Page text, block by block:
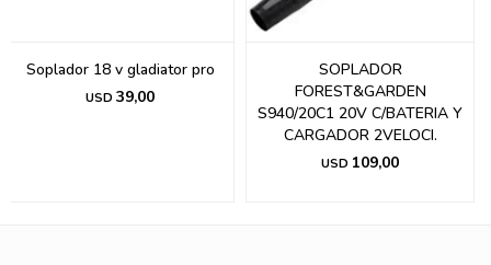
Soplador 18 v gladiator pro
USD 39,00
SOPLADOR
FOREST&GARDEN
S940/20C1 20V C/BATERIA Y
CARGADOR 2VELOCI.
USD 109,00